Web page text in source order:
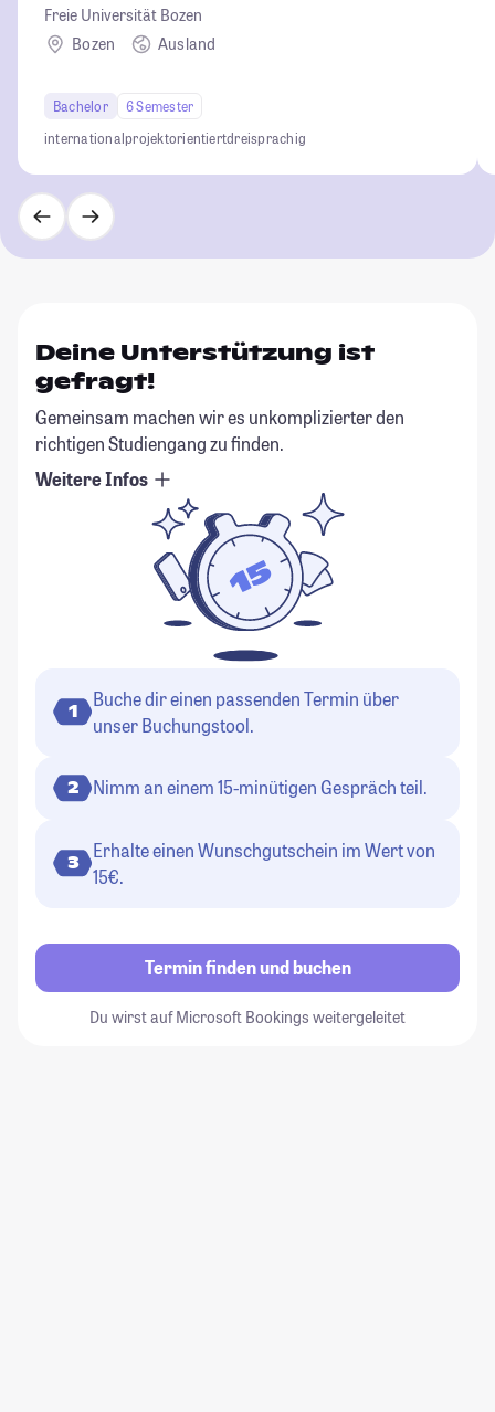
Freie Universität Bozen
Bozen
Ausland
Bachelor
6 Semester
internationalprojektorientiertdreisprachig
Deine Unterstützung ist
gefragt!
Gemeinsam machen wir es unkomplizierter den
richtigen Studiengang zu finden.
Weitere Infos
1
Buche dir einen passenden Termin über
unser Buchungstool.
2 Nimm an einem 15-minütigen Gespräch teil.
3
Erhalte einen Wunschgutschein im Wert von
15€.
Termin finden und buchen
Du wirst auf Microsoft Bookings weitergeleitet